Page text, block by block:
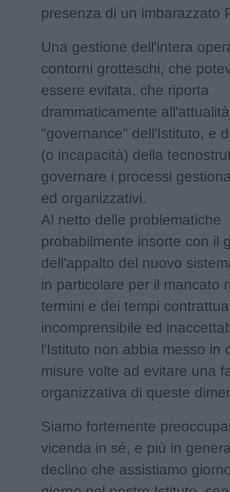
presenza di un imbarazzato
Una gestione dell'intera
contorni grotteschi, che
essere evitata, che riporta
drammaticamente
"governance" dell'Istituto, e
(o incapacità) della
governare i processi
ed organizzativi.
Al netto delle problematiche
probabilmente insorte con il
dell'appalto del nuovo
in particolare per il mancato
termini e dei tempi
incomprensibile ed
l'Istituto non abbia messo in
misure volte ad evitare una
organizzativa di queste
Siamo fortemente
vicenda in sé, e più in
declino che assistiamo